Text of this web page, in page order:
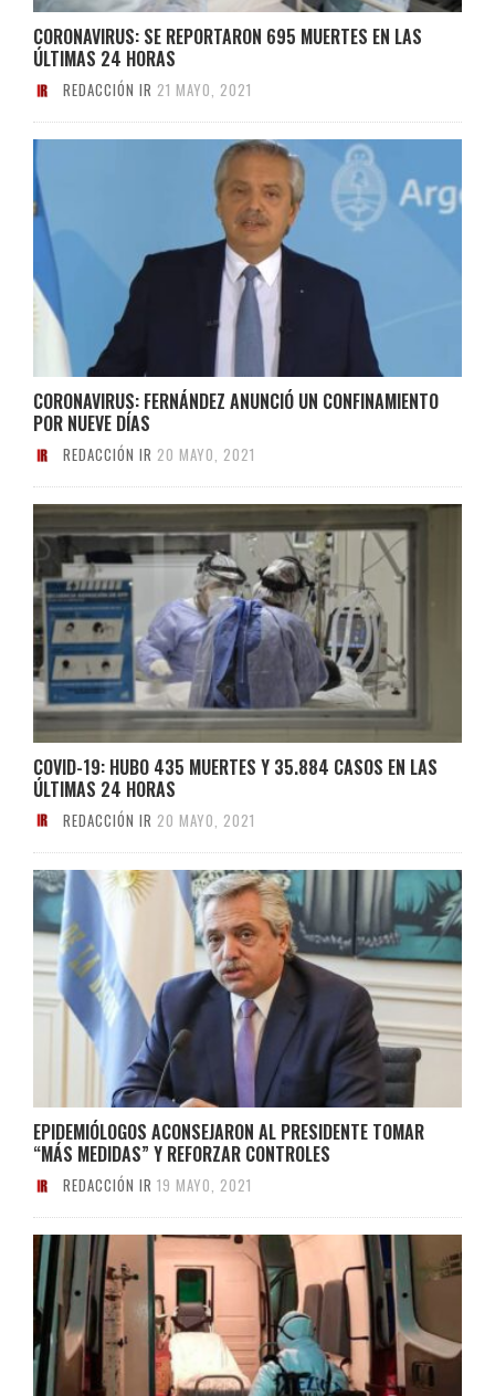
CORONAVIRUS: SE REPORTARON 695 MUERTES EN LAS
ÚLTIMAS 24 HORAS
REDACCIÓN IR 21 MAYO, 2021
CORONAVIRUS: FERNÁNDEZ ANUNCIÓ UN CONFINAMIENTO
POR NUEVE DÍAS
REDACCIÓN IR 20 MAYO, 2021
COVID-19: HUBO 435 MUERTES Y 35.884 CASOS EN LAS
ÚLTIMAS 24 HORAS
REDACCIÓN IR 20 MAYO, 2021
EPIDEMIÓLOGOS ACONSEJARON AL PRESIDENTE TOMAR
“MÁS MEDIDAS” Y REFORZAR CONTROLES
REDACCIÓN IR 19 MAYO, 2021